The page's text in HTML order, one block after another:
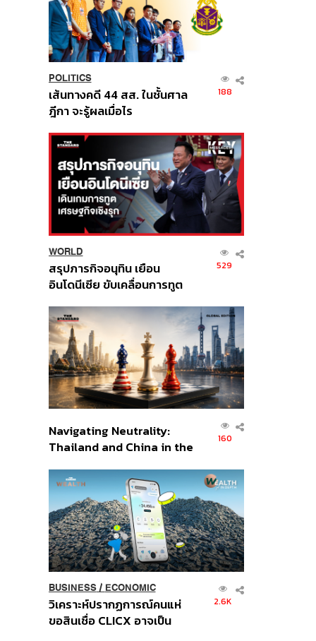
POLITICS
เส้นทางคดี 44 สส. ในชั้นศาล
ฎีกา จะรู้ผลเมื่อไร
188
WORLD
สรุปภารกิจอนุทิน เยือน
อินโดนีเซีย ขับเคลื่อนการทูต
ส่วนยุทธศาสตร์ไทย –
อินโดนีเซีย
529
Navigating Neutrality:
Thailand and China in the
Order
160
BUSINESS/ ECONOMIC
วิเคราะห์ปรากฏการณ์คนแห่
ขอสินเชื่อ CLICX อาจเป็น
2.6K